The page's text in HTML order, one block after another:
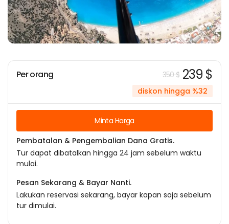
Per orang 350 $ 239 $
diskon hingga %32
Minta Harga
Pembatalan & Pengembalian Dana Gratis.
Tur dapat dibatalkan hingga 24 jam sebelum waktu
mulai.
Pesan Sekarang & Bayar Nanti.
Lakukan reservasi sekarang, bayar kapan saja sebelum
tur dimulai.